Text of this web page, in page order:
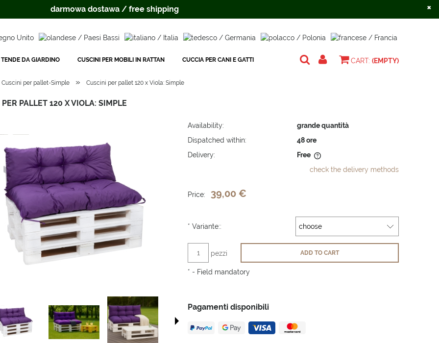
CART: (EMPTY)
TENDE DA GIARDINO CUSCINI PER MOBILI IN RATTAN CUCCIA PER CANI E GATTI
Cuscini per pallet-Simple » Cuscini per pallet 120 x Viola: Simple
PALLET 120 X VIOLA: SIMPLE
Availability:
grande quantità
Dispatched within:
48 ore
Delivery:
Free
payment costs
check the delivery methods
Pagamenti disponibili
Price: 39,00 €
* Variante::
pezzi ADD TO CART
* - Field mandatory
darmowa dostawa / free shipping ×